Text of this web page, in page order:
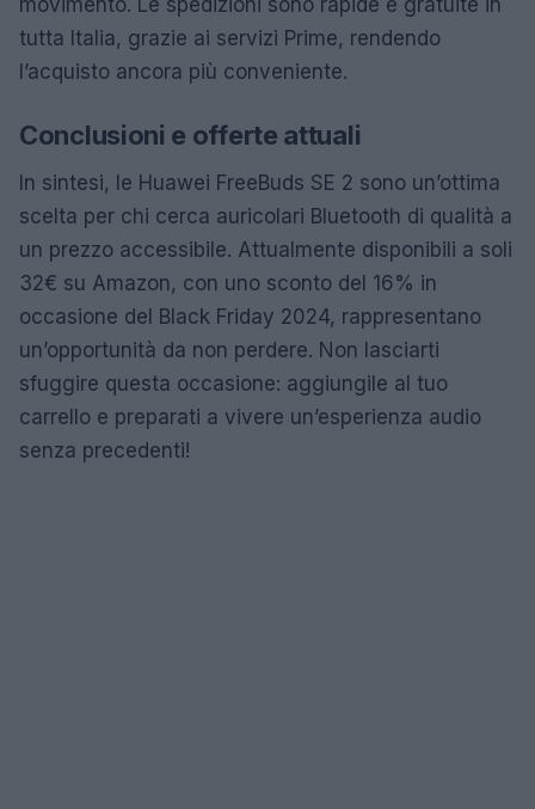
tutta Italia, grazie ai servizi Prime, rendendo
l’acquisto ancora più conveniente.
Conclusioni e offerte attuali
In sintesi, le Huawei FreeBuds SE 2 sono un’ottima
scelta per chi cerca auricolari Bluetooth di qualità a
un prezzo accessibile. Attualmente disponibili a soli
32€ su Amazon, con uno sconto del 16% in
occasione del Black Friday 2024, rappresentano
un’opportunità da non perdere. Non lasciarti
sfuggire questa occasione: aggiungile al tuo
carrello e preparati a vivere un’esperienza audio
senza precedenti!